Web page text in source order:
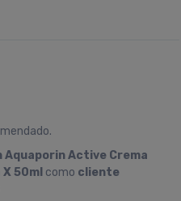
Aquaporin Active Crema
50ml como cliente